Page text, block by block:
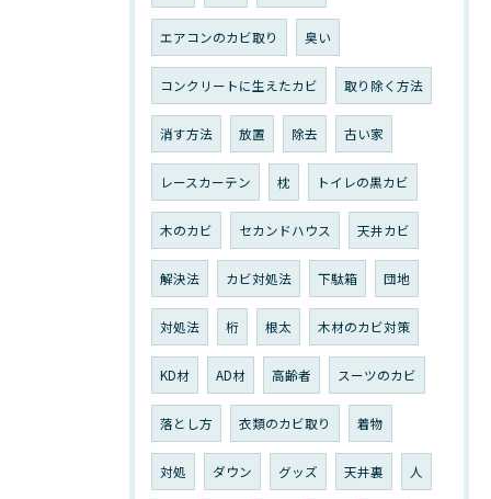
エアコンのカビ取り 臭い
コンクリートに生えたカビ 取り除く方法
消す方法 放置 除去 古い家
レースカーテン 枕 トイレの黒カビ
木のカビ セカンドハウス 天井カビ
解決法 カビ対処法 下駄箱 団地
対処法 桁 根太 木材のカビ対策
KD材 AD材 高齢者 スーツのカビ
落とし方 衣類のカビ取り 着物
対処 ダウン グッズ 天井裏 人